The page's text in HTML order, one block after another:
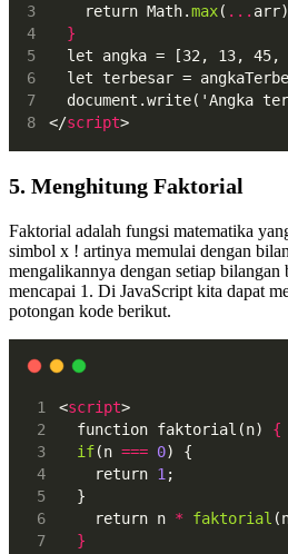
  	return Math.
max( ...
}
let angka = [32, 13, 45,
let terbesar =
document.write('Angka
</script>
5. Menghitung Faktorial
Faktorial adalah fungsi matematika
simbol x ! artinya memulai dengan
mengalikannya dengan setiap bilangan
mencapai 1. Di JavaScript kita dapat
potongan kode berikut.
<script>
  function faktorial(n)
{
if(n === 0) {
    return
1 ;
  }
  	return n
* faktorial
}